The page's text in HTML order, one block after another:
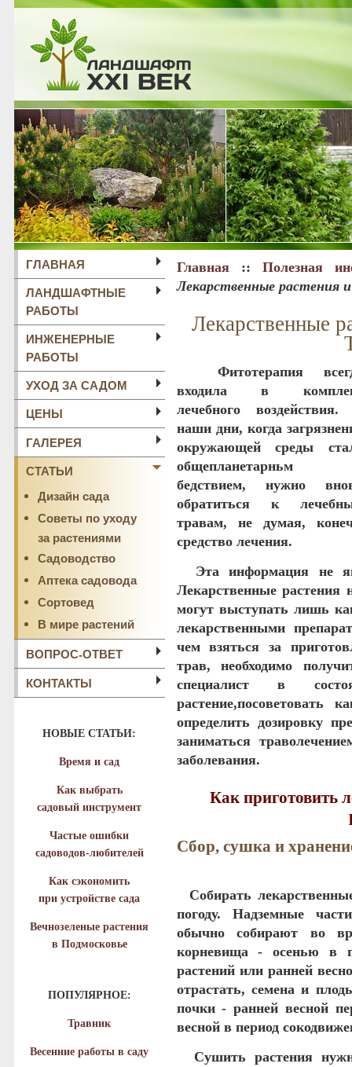
ГЛАВНАЯ
ЛАНДШАФТНЫЕ
РАБОТЫ
ИНЖЕНЕРНЫЕ
РАБОТЫ
УХОД ЗА САДОМ
ЦЕНЫ
ГАЛЕРЕЯ
СТАТЬИ
Дизайн сада
Советы по уходу
за растениями
Садоводство
Аптека садовода
Сортовед
В мире растений
ВОПРОС-ОТВЕТ
КОНТАКТЫ
НОВЫЕ СТАТЬИ:
Время и сад
Как выбрать
садовый инструмент
Частые ошибки
садоводов-любителей
Как сэкономить
при устройстве сада
Вечнозеленые растения
в Подмосковье
ПОПУЛЯРНОЕ:
Травник
Весенние работы в саду
Главная:: Полезная
Лекарственные растения
Лекарственные
Фитотерапия
входила в
лечебного
наши дни, когда
окружающей среды
общепланетарньм
бедствием, нужно
обратиться к
травам, не думая,
средство лечения.
Эта информация не
Лекарственные растения
могут выступать лишь
лекарственными
чем взяться за
трав, необходимо
специалист в
растение,посоветовать
определить дозировку
заниматься
заболевания.
Как приготовить
Сбор, сушка и
Собирать
погоду. Надземные
обычно собирают во
корневища -­ осенью в
растений или ранней
отрастать, семена и
почки - ранней весной
весной в период
Сушить растения